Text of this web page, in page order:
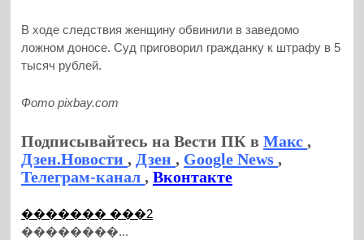
В ходе следствия женщину обвинили в заведомо
ложном доносе. Суд приговорил гражданку к штрафу в 5
тысяч рублей.
Фото pixbay.com
Подписывайтесь на Вести ПК вМакс,
Дзен.Новости, Дзен, Google News,
Телеграм-канал,Вконтакте
������� ���2
��������...